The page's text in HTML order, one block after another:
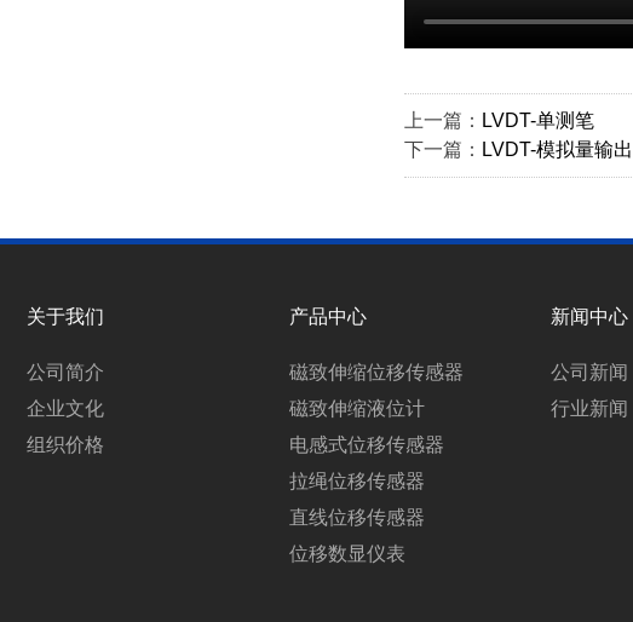
上一篇： LVDT-单测笔
下一篇： LVDT-模拟量输出
关于我们
公司简介
企业文化
组织价格
产品中心
磁致伸缩位移传感器
磁致伸缩液位计
电感式位移传感器
拉绳位移传感器
直线位移传感器
位移数显仪表
新闻中心
公司新闻
行业新闻